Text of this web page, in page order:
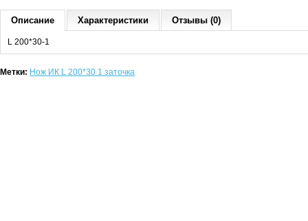
Описание Характеристики Отзывы (0)
L 200*30-1
Метки: Нож ИК L 200*30 1 заточка